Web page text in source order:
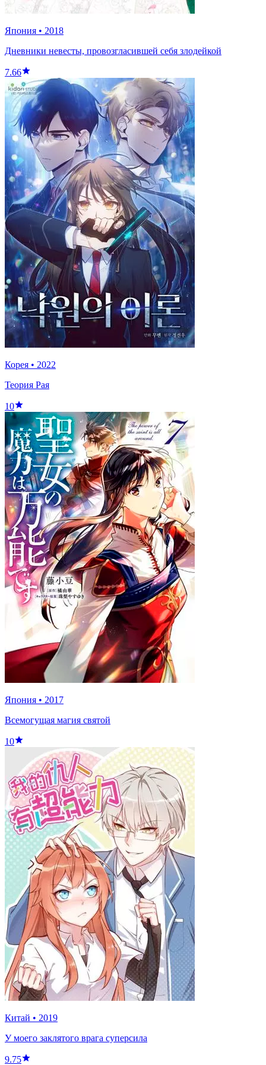
Япония • 2018
Дневники невесты, провозгласившей себя злодейкой
7.66
Корея • 2022
Теория Рая
10
Япония • 2017
Всемогущая магия святой
10
Китай • 2019
У моего заклятого врага суперсила
9.75